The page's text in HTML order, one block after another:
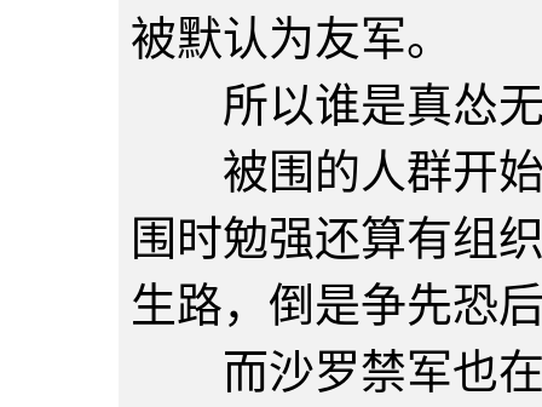
被默认为友军。
所以谁是真怂无
被围的人群开始
围时勉强还算有组
生路，倒是争先恐
而沙罗禁军也在